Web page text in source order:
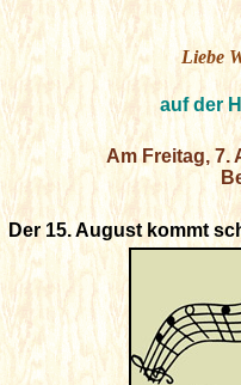
Liebe
auf der
Am Freitag, 7.
Der 15. August kommt